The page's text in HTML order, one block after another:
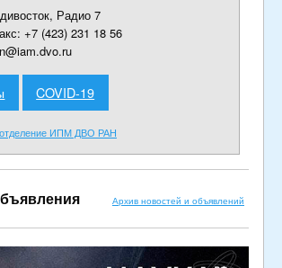
Радио 7
+7 (423) 231 18 56
COVID-19
ИПМ ДВО РАН
Архив новостей и объявлений